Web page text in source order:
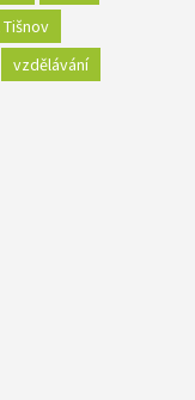
Tišnov
vzdělávání